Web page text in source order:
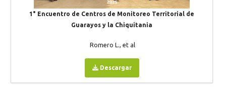
1° Encuentro de Centros de Monitoreo Territorial de
Guarayos y la Chiquitania
Romero L., et al
Descargar